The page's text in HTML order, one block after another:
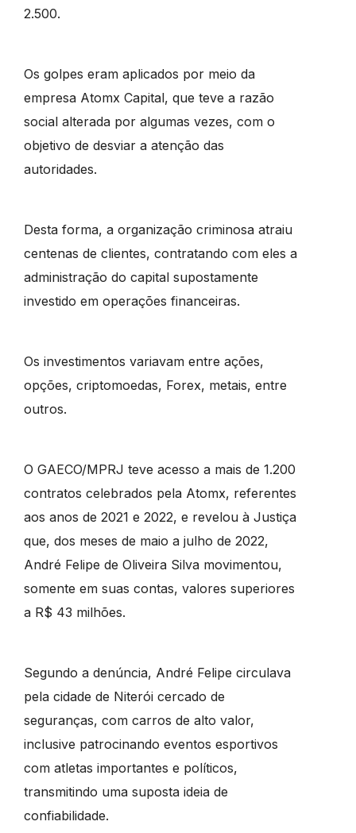
2.500.
Os golpes eram aplicados por meio da
empresa Atomx Capital, que teve a razão
social alterada por algumas vezes, com o
objetivo de desviar a atenção das
autoridades.
Desta forma, a organização criminosa atraiu
centenas de clientes, contratando com eles a
administração do capital supostamente
investido em operações financeiras.
Os investimentos variavam entre ações,
opções, criptomoedas, Forex, metais, entre
outros.
O GAECO/MPRJ teve acesso a mais de 1.200
contratos celebrados pela Atomx, referentes
aos anos de 2021 e 2022, e revelou à Justiça
que, dos meses de maio a julho de 2022,
André Felipe de Oliveira Silva movimentou,
somente em suas contas, valores superiores
a R$ 43 milhões.
Segundo a denúncia, André Felipe circulava
pela cidade de Niterói cercado de
seguranças, com carros de alto valor,
inclusive patrocinando eventos esportivos
com atletas importantes e políticos,
transmitindo uma suposta ideia de
confiabilidade.